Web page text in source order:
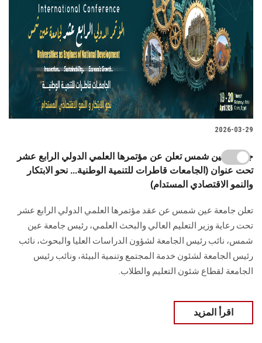
2026-03-29
جامعة عين شمس تعلن عن مؤتمرها العلمي الدولي الرابع عشر
تحت عنوان (الجامعات قاطرات للتنمية الوطنية... نحو الابتكار
والنمو الاقتصادي المستدام)
تعلن جامعة عين شمس عن عقد مؤتمرها العلمي الدولي الرابع عشر
تحت رعاية وزير التعليم العالي والبحث العلمي، رئيس جامعة عين
شمس، نائب رئيس الجامعة لشؤون الدراسات العليا ‏والبحوث، نائب
رئيس الجامعة لشئون خدمة المجتمع وتنمية البيئة، ونائب رئيس
الجامعة لقطاع شئون التعليم والطلاب.
اقرأ المزيد